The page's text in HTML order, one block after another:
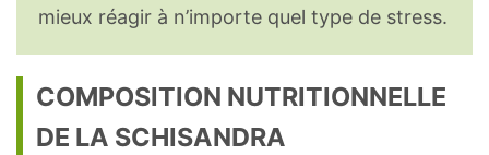
mieux réagir à n’importe quel type de stress.
COMPOSITION NUTRITIONNELLE
DE LA SCHISANDRA